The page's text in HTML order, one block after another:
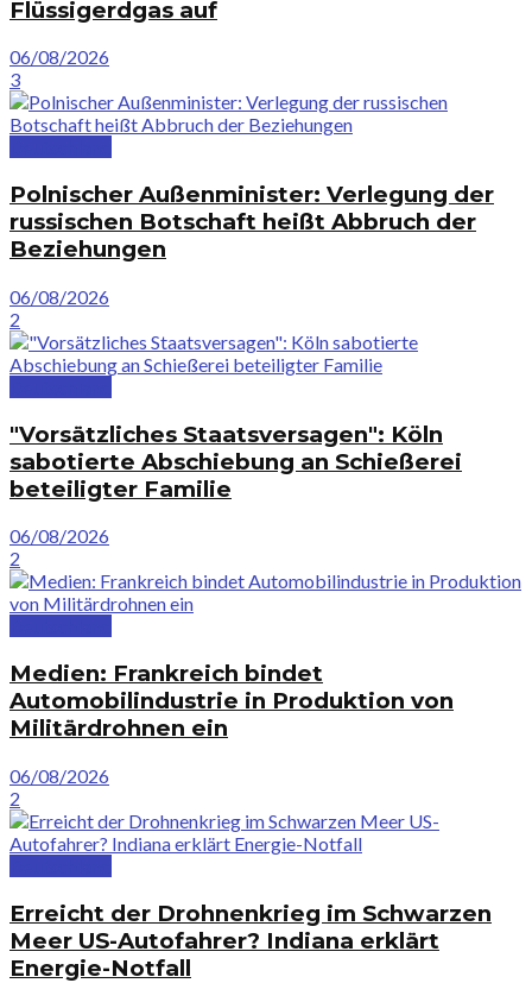
Flüssigerdgas auf
06/08/2026
3
Polnischer Außenminister: Verlegung der
russischen Botschaft heißt Abbruch der
Beziehungen
06/08/2026
2
"Vorsätzliches Staatsversagen": Köln
sabotierte Abschiebung an Schießerei
beteiligter Familie
06/08/2026
2
Medien: Frankreich bindet
Automobilindustrie in Produktion von
Militärdrohnen ein
06/08/2026
2
Erreicht der Drohnenkrieg im Schwarzen
Meer US-Autofahrer? Indiana erklärt
Energie-Notfall